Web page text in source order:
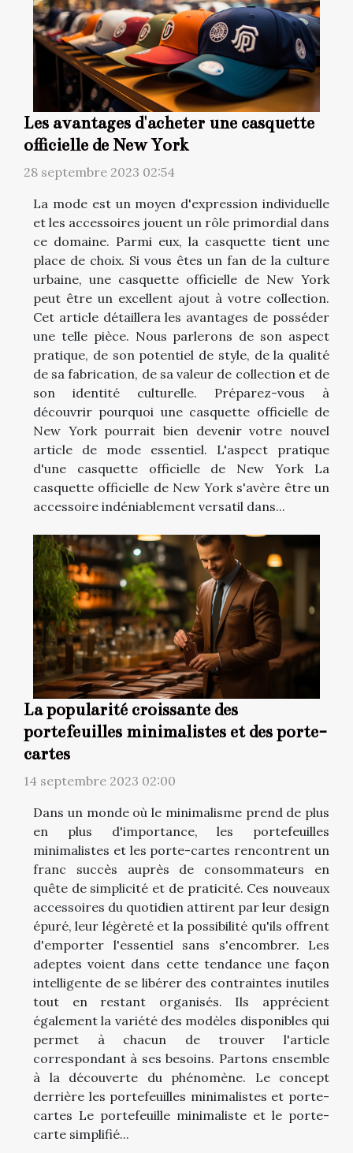
Les avantages d'acheter une casquette
officielle de New York
28 septembre 2023 02:54
La mode est un moyen d'expression individuelle
et les accessoires jouent un rôle primordial dans
ce domaine. Parmi eux, la casquette tient une
place de choix. Si vous êtes un fan de la culture
urbaine, une casquette officielle de New York
peut être un excellent ajout à votre collection.
Cet article détaillera les avantages de posséder
une telle pièce. Nous parlerons de son aspect
pratique, de son potentiel de style, de la qualité
de sa fabrication, de sa valeur de collection et de
son identité culturelle. Préparez-vous à
découvrir pourquoi une casquette officielle de
New York pourrait bien devenir votre nouvel
article de mode essentiel. L'aspect pratique
d'une casquette officielle de New York La
casquette officielle de New York s'avère être un
accessoire indéniablement versatil dans...
La popularité croissante des
portefeuilles minimalistes et des porte-
cartes
14 septembre 2023 02:00
Dans un monde où le minimalisme prend de plus
en plus d'importance, les portefeuilles
minimalistes et les porte-cartes rencontrent un
franc succès auprès de consommateurs en
quête de simplicité et de praticité. Ces nouveaux
accessoires du quotidien attirent par leur design
épuré, leur légèreté et la possibilité qu'ils offrent
d'emporter l'essentiel sans s'encombrer. Les
adeptes voient dans cette tendance une façon
intelligente de se libérer des contraintes inutiles
tout en restant organisés. Ils apprécient
également la variété des modèles disponibles qui
permet à chacun de trouver l'article
correspondant à ses besoins. Partons ensemble
à la découverte du phénomène. Le concept
derrière les portefeuilles minimalistes et porte-
cartes Le portefeuille minimaliste et le porte-
carte simplifié...